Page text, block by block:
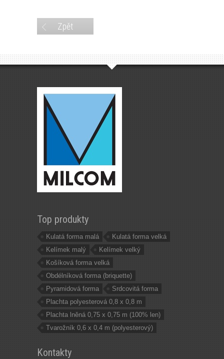
Zpět
Top produkty
Kulatá forma malá
Kulatá forma velká
Kelímek malý
Kelímek velký
Košíková forma velká
Obdélníková forma (briquette)
Pyramidová forma
Srdcovitá forma
Plachta polyesterová 0,8 x 0,8 m
Plachta lněná 0,75 x 0,75 m (100% len)
Tvarožník 0,6 x 0,4 m (polyesterový)
Kontakty